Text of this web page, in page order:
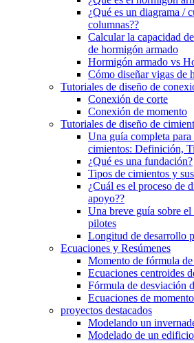
¿Qué es un diagrama /
columnas??
Calcular la capacidad
de hormigón armado
Hormigón armado vs
Cómo diseñar vigas de
Tutoriales de diseño de
Conexión de corte
Conexión de momento
Tutoriales de diseño de
Una guía completa
cimientos: Definición,
¿Qué es una fundación?
Tipos de cimientos y
¿Cuál es el proceso de
apoyo??
Una breve guía sobre
pilotes
Longitud de desarrollo
Ecuaciones y Resúmenes
Momento de fórmula
Ecuaciones centroides
Fórmula de desviación
Ecuaciones de
proyectos destacados
Modelando un
Modelado de un